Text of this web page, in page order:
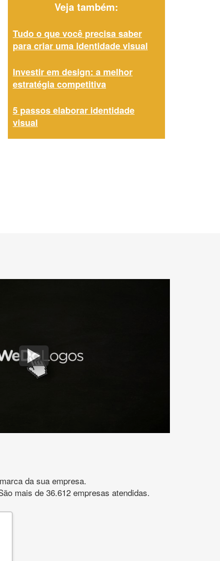
Veja também:
Tudo o que você precisa saber
para criar uma identidade visual
Investir em design: a melhor
estratégia competitiva
5 passos elaborar identidade
visual
da sua empresa.
mais de 36.612 empresas atendidas.